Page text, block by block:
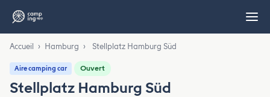
Accueil › Hamburg › Stellplatz Hamburg Süd
Aire camping car Ouvert
Stellplatz Hamburg Süd